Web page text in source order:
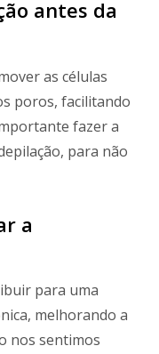
antes da
as células
poros, facilitando
fazer a
para não
a
para uma
melhorando a
nos sentimos